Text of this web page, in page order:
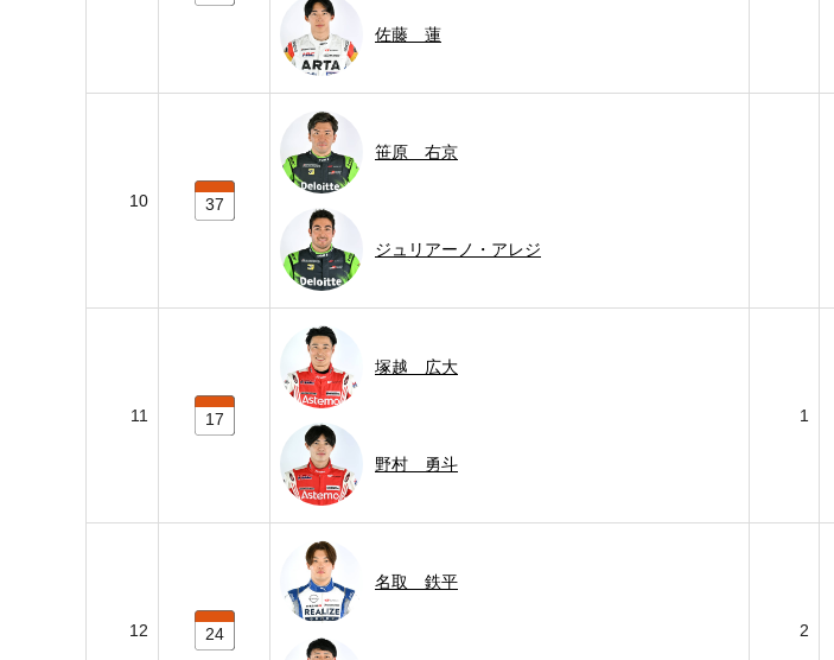
佐藤 蓮
10 37
笹原 右京
ジュリアーノ・アレジ
11 17
塚越 広大
野村 勇斗
1
12 24
名取 鉄平
2